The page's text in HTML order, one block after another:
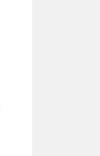
el